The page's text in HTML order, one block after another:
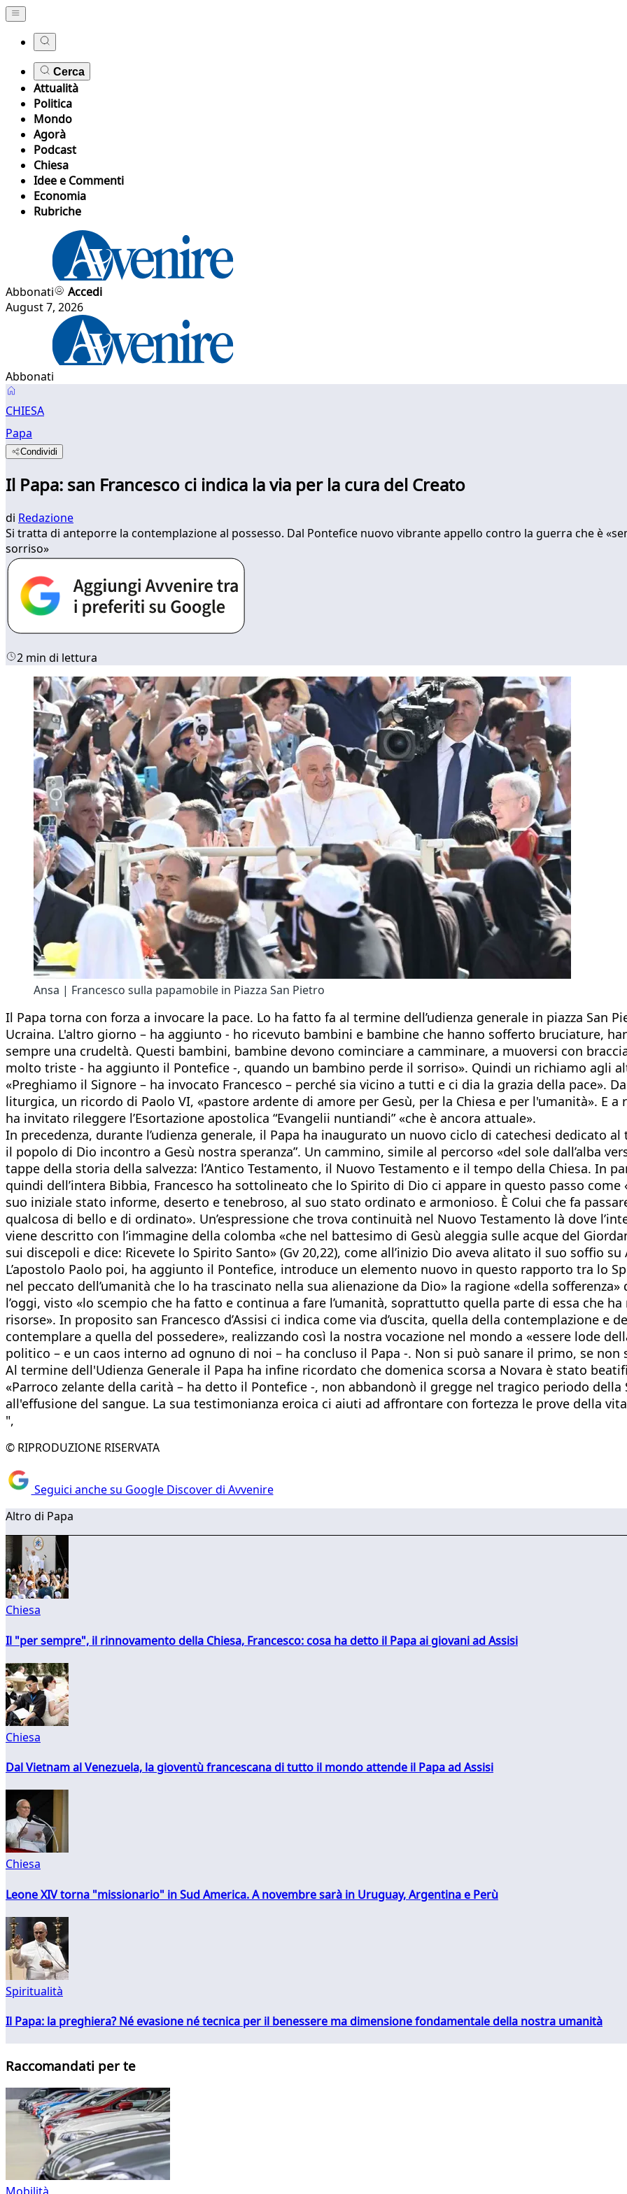
Cerca
Attualità
Politica
Mondo
Agorà
Podcast
Chiesa
Idee e Commenti
Economia
Rubriche
Abbonati
Accedi
August 7, 2026
Abbonati
CHIESA
Papa
Condividi
Il Papa: san Francesco ci indica la via per la cura del Creato
di Redazione
Si tratta di anteporre la contemplazione al possesso. Dal Pontefice nuovo vibrante appello contro la guerra che è
sorriso»
2 min di lettura
Ansa | Francesco sulla papamobile in Piazza San Pietro
Il Papa torna con forza a invocare la pace. Lo ha fatto fa al termine dell’udienza generale in piazza San
Ucraina. L'altro giorno – ha aggiunto - ho ricevuto bambini e bambine che hanno sofferto bruciature,
sempre una crudeltà. Questi bambini, bambine devono cominciare a camminare, a muoversi con
molto triste - ha aggiunto il Pontefice -, quando un bambino perde il sorriso». Quindi un richiamo agli
«Preghiamo il Signore – ha invocato Francesco – perché sia vicino a tutti e ci dia la grazia della pace».
liturgica, un ricordo di Paolo VI, «pastore ardente di amore per Gesù, per la Chiesa e per l'umanità». E
ha invitato rileggere l’Esortazione apostolica “Evangelii nuntiandi” «che è ancora attuale».
In precedenza, durante l’udienza generale, il Papa ha inaugurato un nuovo ciclo di catechesi dedicato
il popolo di Dio incontro a Gesù nostra speranza”. Un cammino, simile al percorso «del sole dall’alba
tappe della storia della salvezza: l’Antico Testamento, il Nuovo Testamento e il tempo della Chiesa. In
quindi dell’intera Bibbia, Francesco ha sottolineato che lo Spirito di Dio ci appare in questo passo
suo iniziale stato informe, deserto e tenebroso, al suo stato ordinato e armonioso. È Colui che fa
qualcosa di bello e di ordinato». Un’espressione che trova continuità nel Nuovo Testamento là dove
viene descritto con l’immagine della colomba «che nel battesimo di Gesù aleggia sulle acque del
sui discepoli e dice: Ricevete lo Spirito Santo» (Gv 20,22), come all’inizio Dio aveva alitato il suo soffio su
L’apostolo Paolo poi, ha aggiunto il Pontefice, introduce un elemento nuovo in questo rapporto tra lo
nel peccato dell’umanità che lo ha trascinato nella sua alienazione da Dio» la ragione «della
l’oggi, visto «lo scempio che ha fatto e continua a fare l’umanità, soprattutto quella parte di essa che
risorse». In proposito san Francesco d’Assisi ci indica come via d’uscita, quella della contemplazione e
contemplare a quella del possedere», realizzando così la nostra vocazione nel mondo a «essere lode
politico – e un caos interno ad ognuno di noi – ha concluso il Papa -. Non si può sanare il primo, se non
Al termine dell'Udienza Generale il Papa ha infine ricordato che domenica scorsa a Novara è stato
«Parroco zelante della carità – ha detto il Pontefice -, non abbandonò il gregge nel tragico periodo
all'effusione del sangue. La sua testimonianza eroica ci aiuti ad affrontare con fortezza le prove della
",
© RIPRODUZIONE RISERVATA
Seguici anche su Google Discover di Avvenire
Altro di Papa
Chiesa
Il "per sempre", il rinnovamento della Chiesa, Francesco: cosa ha detto il Papa ai giovani ad Assisi
Chiesa
Dal Vietnam al Venezuela, la gioventù francescana di tutto il mondo attende il Papa ad Assisi
Chiesa
Leone XIV torna "missionario" in Sud America. A novembre sarà in Uruguay, Argentina e Perù
Spiritualità
Il Papa: la preghiera? Né evasione né tecnica per il benessere ma dimensione fondamentale della nostra umanità
Raccomandati per te